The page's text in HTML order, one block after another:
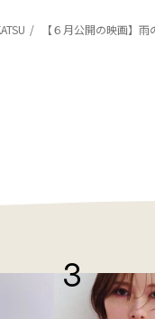
【６月公開の映画】